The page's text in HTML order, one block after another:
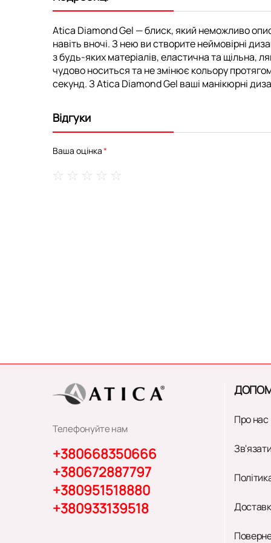
Atica Diamond Gel — блиск, який неможливо
навіть вночі. З нею ви створите неймовірні
з будь-яких матеріалів, еластична та щільна,
чудово носиться та не змінює кольору
секунд. З Atica Diamond Gel ваші манікюрні
Відгуки
Ваша оцінка
Телефонуйте нам
+380668350666
+380672887797
+380951518880
+380933139518
Про нас